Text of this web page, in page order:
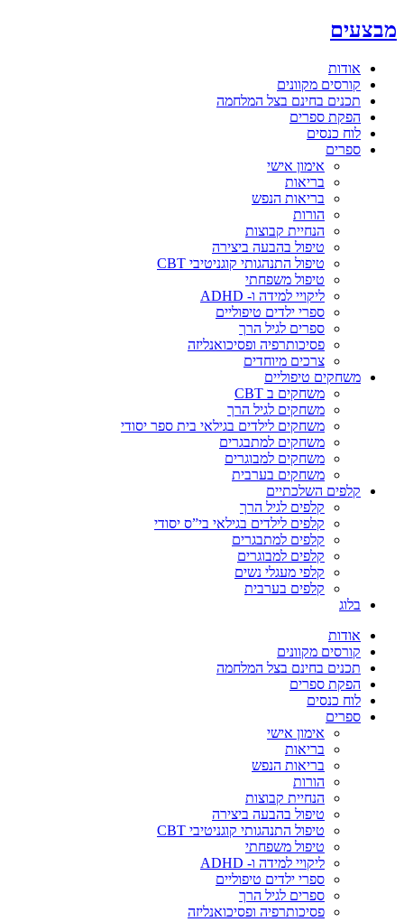
מבצעים
אודות
קורסים מקוונים
תכנים בחינם בצל המלחמה
הפקת ספרים
לוח כנסים
ספרים
אימון אישי
בריאות
בריאות הנפש
הורות
הנחיית קבוצות
טיפול בהבעה ביצירה
טיפול התנהגותי קוגניטיבי CBT
טיפול משפחתי
ליקויי למידה ו- ADHD
ספרי ילדים טיפוליים
ספרים לגיל הרך
פסיכותרפיה ופסיכואנליזה
צרכים מיוחדים
משחקים טיפוליים
משחקים ב CBT
משחקים לגיל הרך
משחקים לילדים בגילאי בית ספר יסודי
משחקים למתבגרים
משחקים למבוגרים
משחקים בערבית
קלפים השלכתיים
קלפים לגיל הרך
קלפים לילדים בגילאי בי”ס יסודי
קלפים למתבגרים
קלפים למבוגרים
קלפי מעגלי נשים
קלפים בערבית
בלוג
אודות
קורסים מקוונים
תכנים בחינם בצל המלחמה
הפקת ספרים
לוח כנסים
ספרים
אימון אישי
בריאות
בריאות הנפש
הורות
הנחיית קבוצות
טיפול בהבעה ביצירה
טיפול התנהגותי קוגניטיבי CBT
טיפול משפחתי
ליקויי למידה ו- ADHD
ספרי ילדים טיפוליים
ספרים לגיל הרך
פסיכותרפיה ופסיכואנליזה